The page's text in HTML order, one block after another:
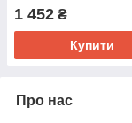
1 452 ₴
Купити
Про нас